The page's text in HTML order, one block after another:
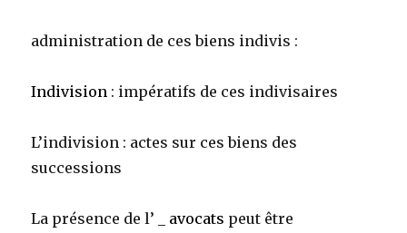
administration de ces biens indivis :
Indivision : impératifs de ces indivisaires
L’indivision : actes sur ces biens des
successions
La présence de l’ _ avocats peut être